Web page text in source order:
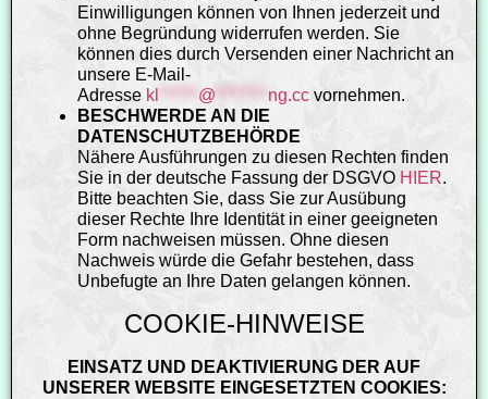
Einwilligungen können von Ihnen jederzeit und
ohne Begründung widerrufen werden. Sie
können dies durch Versenden einer Nachricht an
unsere E-Mail-
Adresse kl ****** @ ********ng.cc vornehmen.
BESCHWERDE AN DIE
DATENSCHUTZBEHÖRDE
Nähere Ausführungen zu diesen Rechten finden
Sie in der deutsche Fassung der DSGVO HIER.
Bitte beachten Sie, dass Sie zur Ausübung
dieser Rechte Ihre Identität in einer geeigneten
Form nachweisen müssen. Ohne diesen
Nachweis würde die Gefahr bestehen, dass
Unbefugte an Ihre Daten gelangen können.
COOKIE-HINWEISE
EINSATZ UND DEAKTIVIERUNG DER AUF
UNSERER WEBSITE EINGESETZTEN COOKIES: